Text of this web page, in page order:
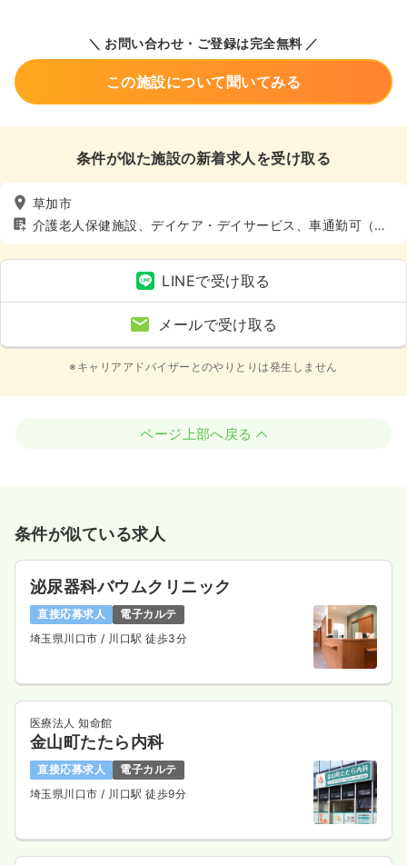
＼ お問い合わせ・ご登録は完全無料 ／
この施設について聞いてみる
条件が似た施設の新着求人を受け取る
草加市
介護老人保健施設、デイケア・デイサービス、車通勤可（駐
車場有）
LINEで受け取る
メールで受け取る
※キャリアアドバイザーとのやりとりは発生しません
ページ上部へ戻る
条件が似ている求人
泌尿器科バウムクリニック
直接応募求人
電子カルテ
埼玉県川口市 / 川口駅 徒歩3分
医療法人 知命館
金山町たたら内科
直接応募求人
電子カルテ
埼玉県川口市 / 川口駅 徒歩9分